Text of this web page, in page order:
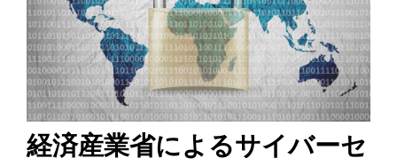
経済産業省によるサイバーセ